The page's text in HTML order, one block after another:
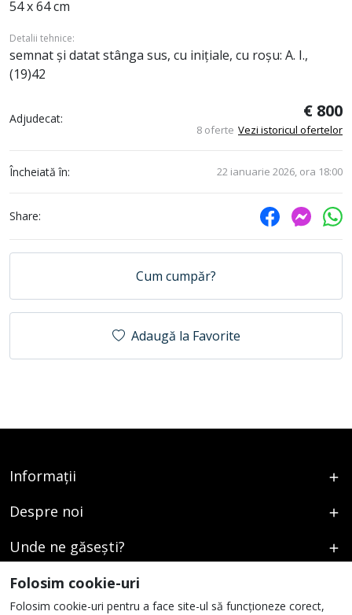
54 x 64 cm
Detalii tehnice:
semnat și datat stânga sus, cu inițiale, cu roșu: A. I.,
(19)42
Adjudecat: € 800
8 oferte Vezi istoricul ofertelor
Încheiată în: 22 ianuarie 2026, ora 18:00
Share:
Cum cumpăr?
Adaugă la Favorite
Informații
Despre noi
Unde ne găsești?
Urmați-ne
Folosim cookie-uri
Folosim cookie-uri pentru a face site-ul să funcționeze corect,